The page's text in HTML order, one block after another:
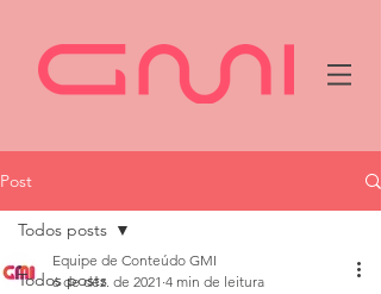
Post
Todos posts
Todos posts
Equipe de Conteúdo GMI
6 de dez. de 2021 4 min de leitura